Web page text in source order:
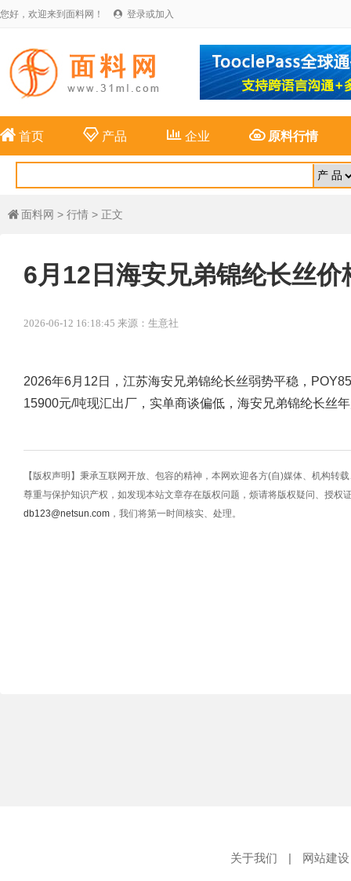
您好，欢迎来到面料网！  登录或加入
 首页 产品 企业 原料行情
 面料网 > 行情 > 正文
6月12日海安兄弟锦纶长丝价
2026-06-12 16:18:45 来源：生意社
2026年6月12日，江苏海安兄弟锦纶长丝弱势平稳，
15900元/吨现汇出厂，实单商谈偏低，海安兄弟锦纶长丝
【版权声明】秉承互联网开放、包容的精神，本网欢迎各方(自)媒体、机构转
尊重与保护知识产权，如发现本站文章存在版权问题，烦请将版权疑问、授权
db123@netsun.com ，我们将第一时间核实、处理。
关于我们 | 网站建设